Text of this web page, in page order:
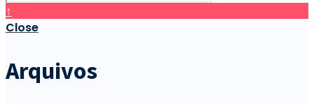
↑
Close
Arquivos